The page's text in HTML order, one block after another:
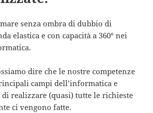
senza ombra di dubbio di
elastica e con capacità a 360° nei
dire che le nostre competenze
campi dell’informatica e
realizzare (quasi) tutte le richieste
ci vengono fatte.